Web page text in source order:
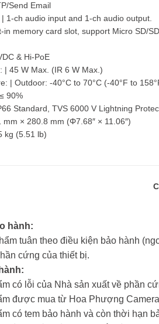
Send Email
1-ch audio input and 1-ch audio output.
in memory card slot, support Micro SD/
& Hi-PoE
| 45 W Max. (IR 6 W Max.)
| Outdoor: -40°C to 70°C (-40°F to
90%
Standard, TVS 6000 V Lightning
× 280.8 mm (Φ7.68″ × 11.06″)
kg (5.51 lb)
hành:
tuân theo điều kiện bảo hành
cứng của thiết bị.
có lỗi của Nhà sản xuất về phần
được mua từ Hoa Phượng
có tem bảo hành và còn thời hạn